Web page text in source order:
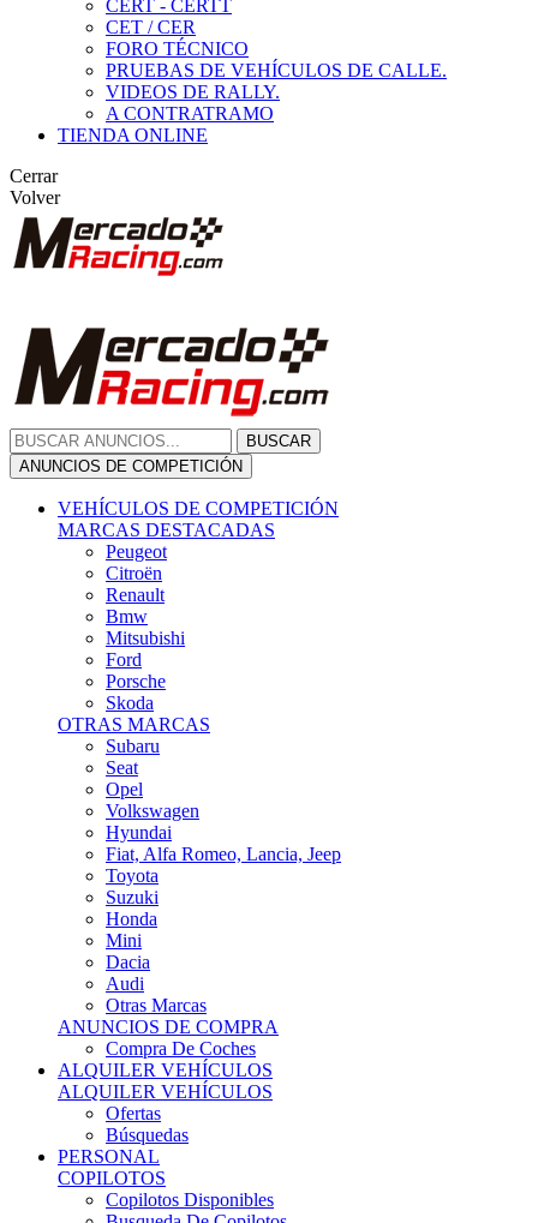
CERT - CERTT
CET / CER
FORO TÉCNICO
PRUEBAS DE VEHÍCULOS DE CALLE.
VIDEOS DE RALLY.
A CONTRATRAMO
TIENDA ONLINE
Cerrar
Volver
BUSCAR
ANUNCIOS DE COMPETICIÓN
VEHÍCULOS DE COMPETICIÓN
MARCAS DESTACADAS
Peugeot
Citroën
Renault
Bmw
Mitsubishi
Ford
Porsche
Skoda
OTRAS MARCAS
Subaru
Seat
Opel
Volkswagen
Hyundai
Fiat, Alfa Romeo, Lancia, Jeep
Toyota
Suzuki
Honda
Mini
Dacia
Audi
Otras Marcas
ANUNCIOS DE COMPRA
Compra De Coches
ALQUILER VEHÍCULOS
ALQUILER VEHÍCULOS
Ofertas
Búsquedas
PERSONAL
COPILOTOS
Copilotos Disponibles
Busqueda De Copilotos
MECANICOS